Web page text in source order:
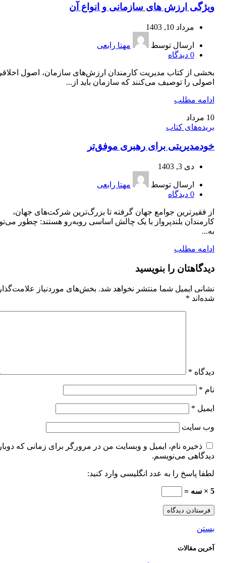
ویژگی ارزش‌ های سازمانی و انواع آن
مرداد 10, 1403
ارسال توسط
مهتا رابعی
0 دیدگاه
بخشی از کتاب مدیریت کارمندان ارزش‌های سازمان، اصول
اصولی را توصیف می‌کنند که سازمان باید از...
ادامه مطلب
10 مرداد
بریده‌های کتاب
خودمدیریتی برای رهبری موفق‌‌تر
دی 3, 1403
ارسال توسط
مهتا رابعی
0 دیدگاه
از فقیرترین جوامع جهان گرفته تا بزرگ‌ترین شرکت‌های جهان،
کارمندان بلندپرواز با یک چالش اساسی روبه‌رو هستند: چطور
به...
ادامه مطلب
دیدگاهتان را بنویسید
نشانی ایمیل شما منتشر نخواهد شد. بخش‌های موردنیاز
شده‌اند *
دیدگاه *
نام *
ایمیل *
وب‌ سایت
ذخیره نام، ایمیل و وبسایت من در مرورگر برای زمانی که
دیدگاهی می‌نویسم.
لطفا پاسخ را به عدد انگلیسی وارد کنید:
5 × سه =
بستن
آخرین مقالات